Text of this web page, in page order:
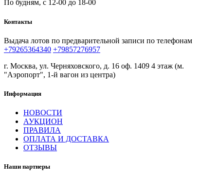
По будням, с 12-00 до 18-00
Контакты
Выдача лотов по предварительной записи по телефонам
+79265364340 +79857276957
г. Москва, ул. Черняховского, д. 16 оф. 1409 4 этаж (м.
"Аэропорт", 1-й вагон из центра)
Информация
НОВОСТИ
АУКЦИОН
ПРАВИЛА
ОПЛАТА И ДОСТАВКА
ОТЗЫВЫ
Наши партнеры